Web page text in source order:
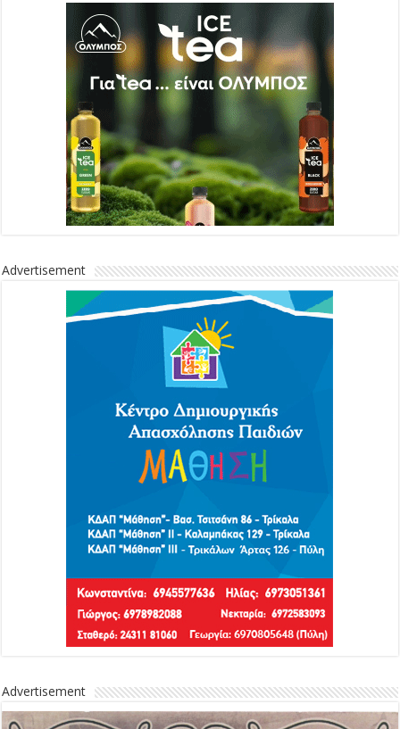
Advertisement
Advertisement